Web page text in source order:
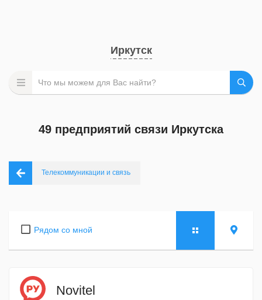
Иркутск
49 предприятий связи Иркутска
Телекоммуникации и связь
Рядом со мной
Novitel